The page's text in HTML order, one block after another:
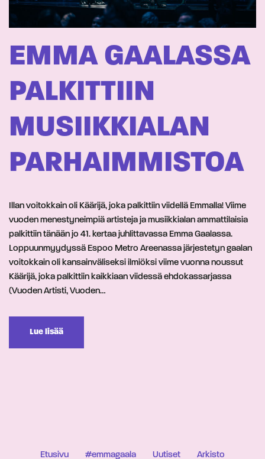
EMMA GAALASSA
PALKITTIIN
MUSIIKKIALAN
PARHAIMMISTOA
Illan voitokkain oli Käärijä, joka palkittiin viidellä Emmalla! Viime
vuoden menestyneimpiä artisteja ja musiikkialan ammattilaisia
palkittiin tänään jo 41. kertaa juhlittavassa Emma Gaalassa.
Loppuunmyydyssä Espoo Metro Areenassa järjestetyn gaalan
voitokkain oli kansainväliseksi ilmiöksi viime vuonna noussut
Käärijä, joka palkittiin kaikkiaan viidessä ehdokassarjassa
(Vuoden Artisti, Vuoden…
Lue lisää
Etusivu #emmagaala Uutiset Arkisto